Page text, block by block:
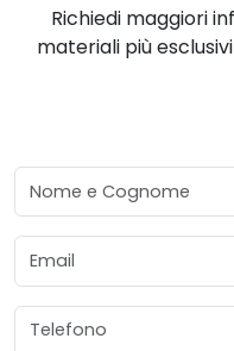
Richiedi maggiori
materiali più
Nome e Cognome
Email
Telefono